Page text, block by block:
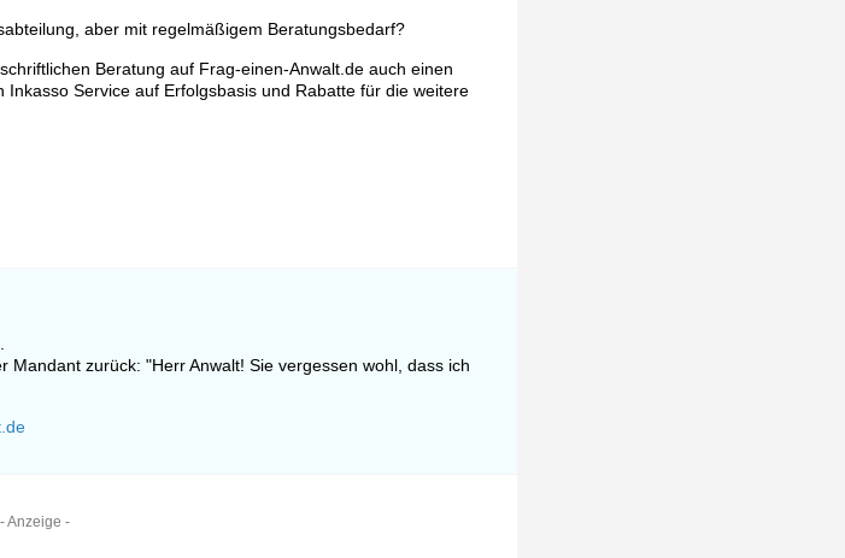
aber mit regelmäßigem Beratungsbedarf?
Beratung auf Frag-einen-Anwalt.de auch einen
Service auf Erfolgsbasis und Rabatte für die weitere
zurück: "Herr Anwalt! Sie vergessen wohl, dass ich
- Anzeige -